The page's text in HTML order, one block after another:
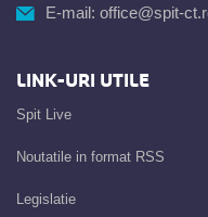
E-mail: office@spit-
LINK-URI UTILE
Spit Live
Noutatile in format RSS
Legislatie